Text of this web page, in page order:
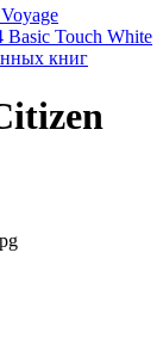
Touch White
книг